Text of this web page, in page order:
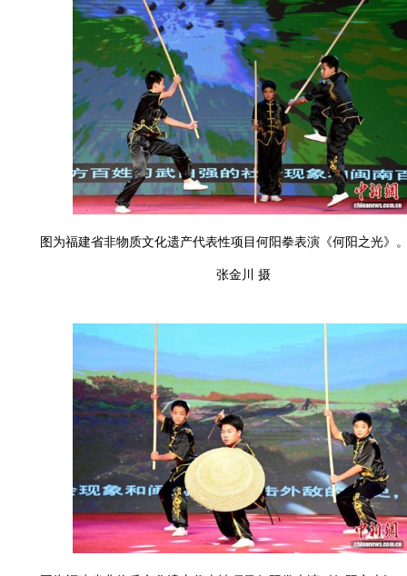
图为福建省非物质文化遗产代表性项目何阳拳表演《何阳之光》
张金川 摄